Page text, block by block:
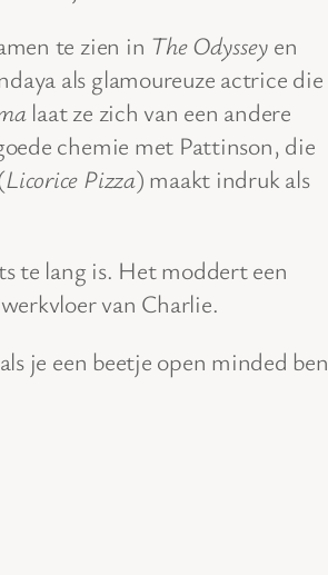
te zien in The Odyssey en
als glamoureuze actrice die
laat ze zich van een andere
chemie met Pattinson, die
Licorice Pizza) maakt indruk als
te lang is. Het moddert een
van Charlie.
je een beetje open minded ben